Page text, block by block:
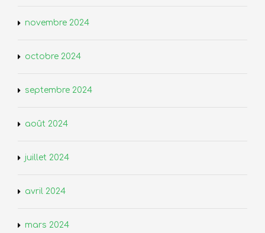
novembre 2024
octobre 2024
septembre 2024
août 2024
juillet 2024
avril 2024
mars 2024